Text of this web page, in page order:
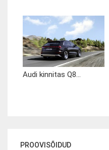
Audi kinnitas Q8...
PROOVISÕIDUD